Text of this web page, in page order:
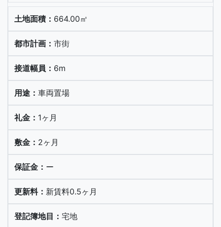
664.00㎡
市街
6m
車両置場
1ヶ月
2ヶ月
ー
新賃料0.5ヶ月
宅地